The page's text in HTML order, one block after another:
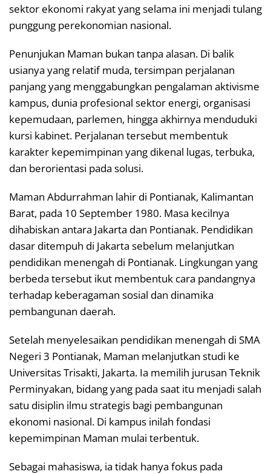
sektor ekonomi rakyat yang selama ini menjadi tulang
punggung perekonomian nasional.
Penunjukan Maman bukan tanpa alasan. Di balik
usianya yang relatif muda, tersimpan perjalanan
panjang yang menggabungkan pengalaman aktivisme
kampus, dunia profesional sektor energi, organisasi
kepemudaan, parlemen, hingga akhirnya menduduki
kursi kabinet. Perjalanan tersebut membentuk
karakter kepemimpinan yang dikenal lugas, terbuka,
dan berorientasi pada solusi.
Maman Abdurrahman lahir di Pontianak, Kalimantan
Barat, pada 10 September 1980. Masa kecilnya
dihabiskan antara Jakarta dan Pontianak. Pendidikan
dasar ditempuh di Jakarta sebelum melanjutkan
pendidikan menengah di Pontianak. Lingkungan yang
berbeda tersebut ikut membentuk cara pandangnya
terhadap keberagaman sosial dan dinamika
pembangunan daerah.
Setelah menyelesaikan pendidikan menengah di SMA
Negeri 3 Pontianak, Maman melanjutkan studi ke
Universitas Trisakti, Jakarta. Ia memilih jurusan Teknik
Perminyakan, bidang yang pada saat itu menjadi salah
satu disiplin ilmu strategis bagi pembangunan
ekonomi nasional. Di kampus inilah fondasi
kepemimpinan Maman mulai terbentuk.
Sebagai mahasiswa, ia tidak hanya fokus pada